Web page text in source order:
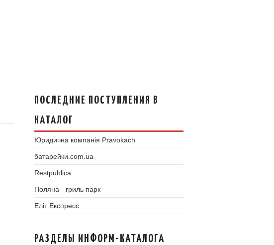
ПОСЛЕДНИЕ ПОСТУПЛЕНИЯ В
КАТАЛОГ
Юридична компанія Pravokach
батарейки.com.ua
Restpublica
Поляна - гриль парк
Еліт Експресс
РАЗДЕЛЫ ИНФОРМ-КАТАЛОГА